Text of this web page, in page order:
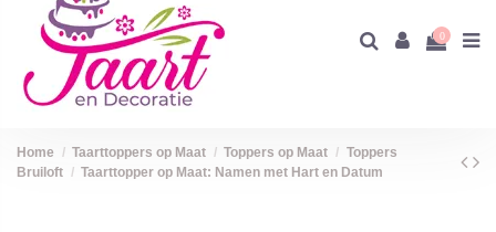
0
Home Taarttoppers op Maat Toppers op Maat
Toppers
Bruiloft
Taarttopper op Maat: Namen met Hart en Datum